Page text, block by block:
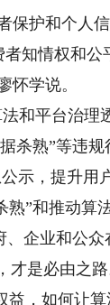
护和个人
知情权和
怀学说。
平台治理
杀熟”等违
示，提升用
”和推动算
企业和公
是必由之路
，如何让算